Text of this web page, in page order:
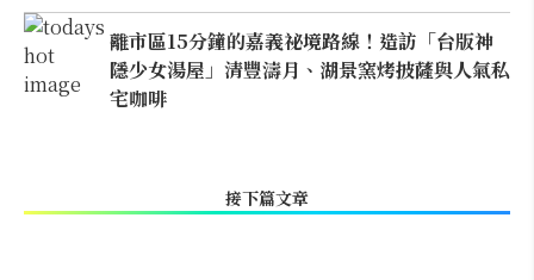
離市區15分鐘的嘉義祕境路線！造訪「台版神
隱少女湯屋」清豐濤月、湖景窯烤披薩與人氣私
宅咖啡
接下篇文章